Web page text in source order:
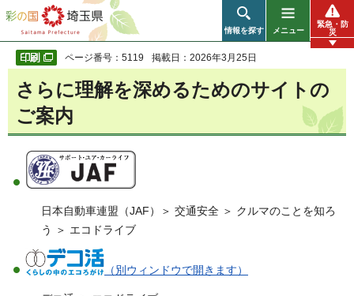
彩の国 埼玉県
情報を探す メニュー
緊急・防
災
ページ番号：5119 掲載日：2026年3月25日
さらに理解を深めるためのサイトの
ご案内
日本自動車連盟（JAF）＞ 交通安全 ＞ クルマのことを知ろ
う ＞ エコドライブ
（別ウィンドウで開きます）